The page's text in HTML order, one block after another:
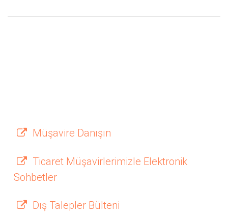
Müşavire Danışın
Ticaret Müşavirlerimizle Elektronik
Sohbetler
Dış Talepler Bülteni